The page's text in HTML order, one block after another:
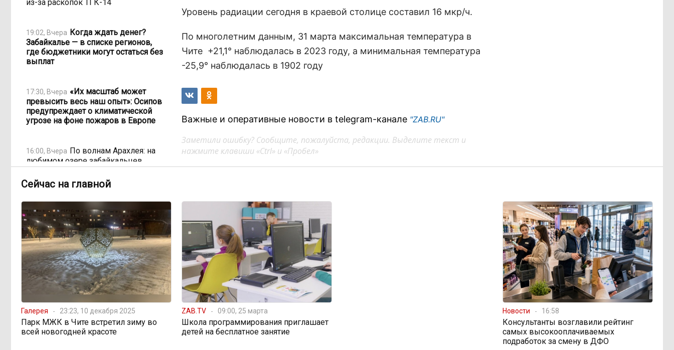
из-за раскопок ТГК-14
19:02, Вчера Когда ждать денег?
Забайкалье — в списке регионов,
где бюджетники могут остаться без
выплат
17:30, Вчера «Их масштаб может
превысить весь наш опыт»: Осипов
предупреждает о климатической
угрозе на фоне пожаров в Европе
16:00, Вчера По волнам Арахлея: на
любимом озере забайкальцев
улучшили LTE-сеть
12:33, Вчера Путин подписал закон,
вдвое расширяющий основания для
выдворения мигрантов
12:32, Вчера Читинская
администрация хочет
отремонтировать кабинет за 6,8
миллиона: что скрывает смета?
11:47, Вчера «Нефтемаркет» отвечает:
региональные власти неточно
изложили ситуацию с топливным
Уровень радиации сегодня в краевой столице составил 16 мкр/ч.
По многолетним данным, 31 марта максимальная температура в
Чите +21,1° наблюдалась в 2023 году, а минимальная температура
-25,9° наблюдалась в 1902 году
Важные и оперативные новости в telegram-канале "ZAB.RU"
Заметили ошибку? Сообщите, пожалуйста, редакции. Выделите текст и
нажмите клавиши «Ctrl» и «Пробел»
Сейчас на главной
Галерея 23:23, 10 декабря 2025
Парк МЖК в Чите встретил зиму во
всей новогодней красоте
ZAB.TV 09:00, 25 марта
Школа программирования приглашает
детей на бесплатное занятие
Новости 16:58
Консультанты возглавили рейтинг
самых высокооплачиваемых
подработок за смену в ДФО